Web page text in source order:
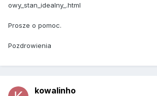
owy_stan_idealny_.html
Prosze o pomoc.
Pozdrowienia
kowalinho